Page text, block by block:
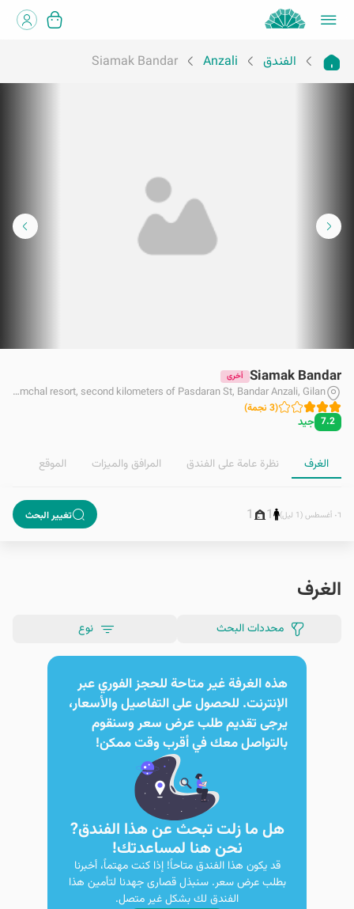
الفندق Anzali
Siamak Bandar
Siamak Bandar أخرى
next to Pamchal resort, second kilometers of Pasdaran St, Bandar Anzali, Gilan
(
3 نجمة)
7.2 جيد
الغرف نظرة عامة على الفندق المرافق والمیزات الموقع
٠٦ أغسطس (1 ليل) 1
1 تغيير البحث
الغرف
محددات البحث نوع
هذه الغرفة غير متاحة للحجز الفوري عبر
الإنترنت. للحصول على التفاصيل والأسعار،
يرجى تقديم طلب عرض سعر وسنقوم
بالتواصل معك في أقرب وقت ممكن!
هل ما زلت تبحث عن هذا الفندق?
نحن هنا لمساعدتك!
قد يكون هذا الفندق متاحاً! إذا كنت مهتماً، أخبرنا
بطلب عرض سعر. سنبذل قصارى جهدنا لتأمين هذا
الفندق لك بشكل غير متصل.